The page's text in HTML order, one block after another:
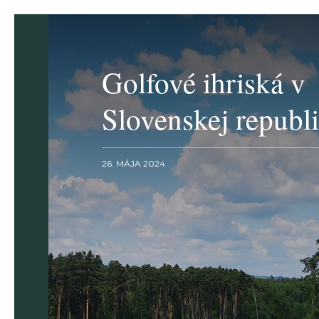
Golfové ihriská v
Slovenskej
26. MÁJA 2024